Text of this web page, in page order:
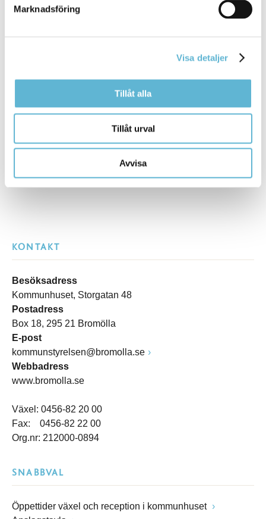
Marknadsföring
Visa detaljer
Tillåt alla
Tillåt urval
Avvisa
Agnes Nemeth
KONTAKT
Besöksadress
Kommunhuset, Storgatan 48
Postadress
Box 18, 295 21 Bromölla
E-post
kommunstyrelsen@bromolla.se
Webbadress
www.bromolla.se
Växel: 0456-82 20 00
Fax: 0456-82 22 00
Org.nr: 212000-0894
SNABBVAL
Öppettider växel och reception i kommunhuset